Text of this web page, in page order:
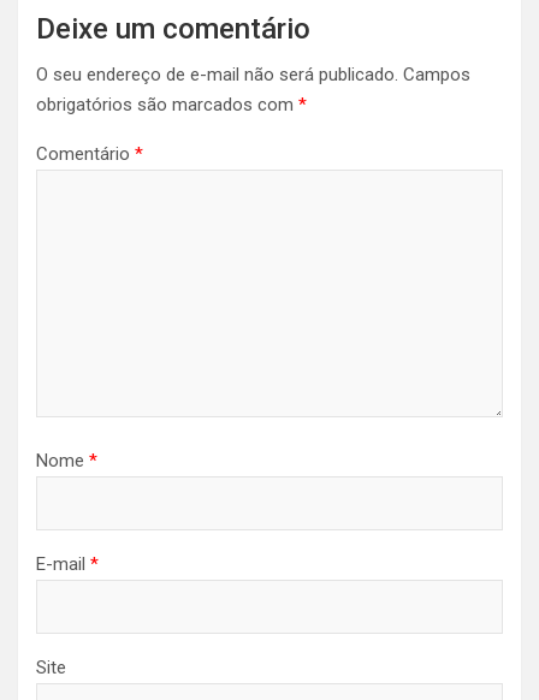
Deixe um comentário
O seu endereço de e-mail não será publicado. Campos
obrigatórios são marcados com *
Comentário *
Nome *
E-mail *
Site